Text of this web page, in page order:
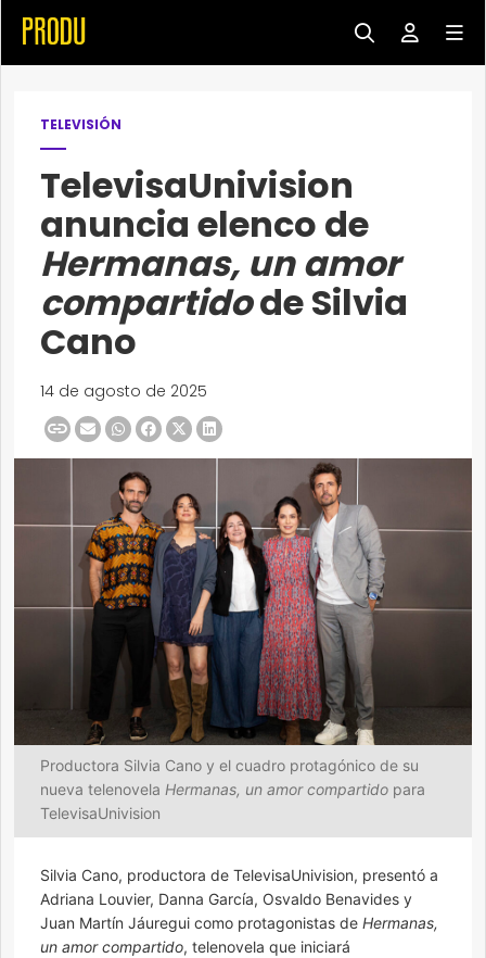
TELEVISIÓN
TelevisaUnivision
anuncia elenco de
Hermanas, un amor
compartidode Silvia
Cano
14 de agosto de 2025
Productora Silvia Cano y el cuadro protagónico de su
nueva telenovela Hermanas, un amor compartido para
TelevisaUnivision
Silvia Cano, productora de TelevisaUnivision, presentó a
Adriana Louvier, Danna García, Osvaldo Benavides y
Juan Martín Jáuregui como protagonistas de Hermanas,
un amor compartido, telenovela que iniciará